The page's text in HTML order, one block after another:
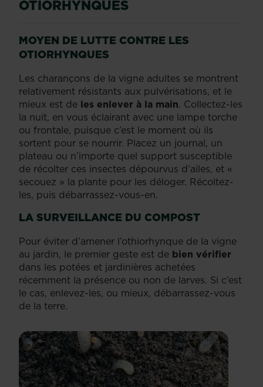
OTIORHYNQUES
MOYEN DE LUTTE CONTRE LES
OTIORHYNQUES
Les charançons de la vigne adultes se montrent
relativement résistants aux pulvérisations, et le
mieux est de les enlever à la main. Collectez-les
la nuit, en vous éclairant avec une lampe torche
ou frontale, puisque c’est le moment où ils
sortent pour se nourrir. Placez un journal, un
plateau ou n’importe quel support susceptible
de récolter ces insectes dépourvus d’ailes, et «
secouez » la plante pour les déloger. Récoltez-
les, puis débarrassez-vous-en.
LA SURVEILLANCE DU COMPOST
Pour éviter d’amener l’othiorhynque de la vigne
au jardin, le premier geste est de bien vérifier
dans les potées et jardinières achetées
récemment la présence ou non de larves. Si c’est
le cas, enlevez-les, ou mieux, débarrassez-vous
de la terre.